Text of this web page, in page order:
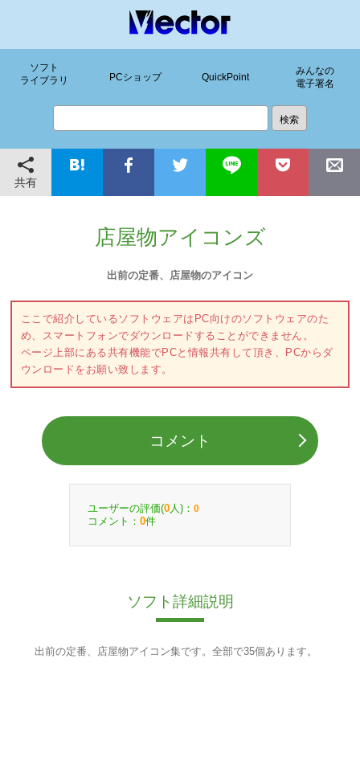
ソフト
ライブラリ
PCショップ QuickPoint
みんなの
電子署名
共有
店屋物アイコンズ
出前の定番、店屋物のアイコン
ここで紹介しているソフトウェアはPC向けのソフトウェアのた
め、スマートフォンでダウンロードすることができません。
ページ上部にある共有機能でPCと情報共有して頂き、PCからダ
ウンロードをお願い致します。
コメント
ユーザーの評価(0 人)： 0
コメント： 0件
ソフト詳細説明
出前の定番、店屋物アイコン集です。全部で35個あります。